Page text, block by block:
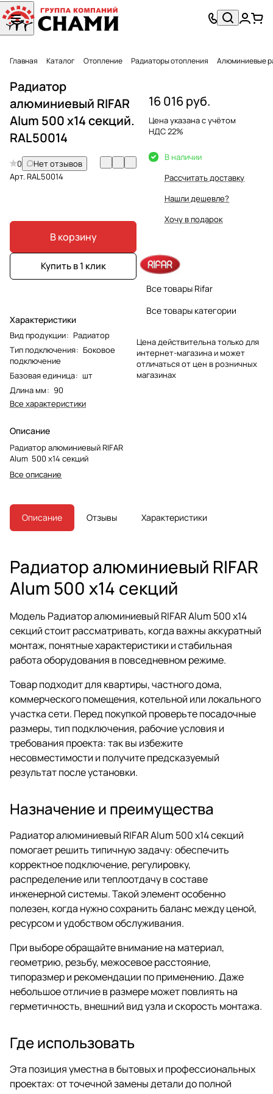
Главная Каталог Отопление Радиаторы отопления Алюминиевые
Радиатор
алюминиевый RIFAR
Alum 500 х14 секций.
RAL50014
0
Нет отзывов
Арт.RAL50014
В корзину
Купить в 1 клик
Характеристики
Вид продукции: Радиатор
Тип подключения: Боковое
подключение
Базовая единица: шт
Длина мм: 90
Все характеристики
Описание
Радиатор алюминиевый RIFAR
Alum 500 х14 секций
Все описание
16 016 руб.
Цена указана с учётом
НДС 22%
В наличии
Рассчитать доставку
Нашли дешевле?
Хочу в подарок
Все товары Rifar
Все товары категории
Цена действительна только для
интернет-магазина и может
отличаться от цен в розничных
магазинах
Описание Отзывы Характеристики
Радиатор алюминиевый RIFAR
Alum 500 х14 секций
Модель Радиатор алюминиевый RIFAR Alum 500 х14
секций стоит рассматривать, когда важны аккуратный
монтаж, понятные характеристики и стабильная
работа оборудования в повседневном режиме.
Товар подходит для квартиры, частного дома,
коммерческого помещения, котельной или локального
участка сети. Перед покупкой проверьте посадочные
размеры, тип подключения, рабочие условия и
требования проекта: так вы избежите
несовместимости и получите предсказуемый
результат после установки.
Назначение и преимущества
Радиатор алюминиевый RIFAR Alum 500 х14 секций
помогает решить типичную задачу: обеспечить
корректное подключение, регулировку,
распределение или теплоотдачу в составе
инженерной системы. Такой элемент особенно
полезен, когда нужно сохранить баланс между ценой,
ресурсом и удобством обслуживания.
При выборе обращайте внимание на материал,
геометрию, резьбу, межосевое расстояние,
типоразмер и рекомендации по применению. Даже
небольшое отличие в размере может повлиять на
герметичность, внешний вид узла и скорость монтажа.
Где использовать
Эта позиция уместна в бытовых и профессиональных
проектах: от точечной замены детали до полной